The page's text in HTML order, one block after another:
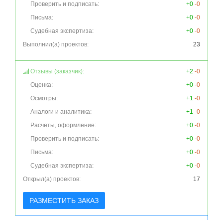
Проверить и подписать:
+0 -0
Письма:
+0 -0
Судебная экспертиза:
+0 -0
Выполнил(а) проектов:
23
Отзывы (заказчик): +2 -0
Оценка:
+0 -0
Осмотры:
+1 -0
Аналоги и аналитика:
+1 -0
Расчеты, оформление:
+0 -0
Проверить и подписать:
+0 -0
Письма:
+0 -0
Судебная экспертиза:
+0 -0
Открыл(а) проектов:
17
РАЗМЕСТИТЬ ЗАКАЗ